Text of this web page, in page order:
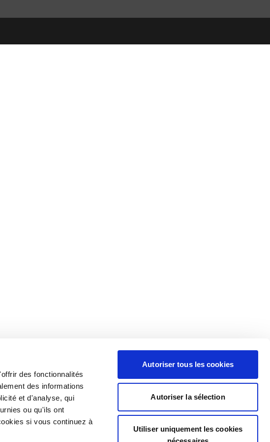
des fonctionnalités
des informations
et d'analyse, qui
ou qu'ils ont
si vous continuez à
Autoriser tous les cookies
Autoriser la sélection
Utiliser uniquement les cookies